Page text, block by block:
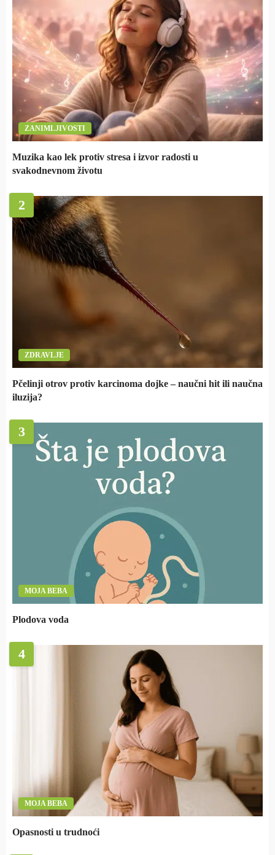
ZANIMLJIVOSTI
Muzika kao lek protiv stresa i izvor radosti u
svakodnevnom životu
2
ZDRAVLJE
Pčelinji otrov protiv karcinoma dojke – naučni hit ili naučna
iluzija?
3
MOJA BEBA
Plodova voda
4
MOJA BEBA
Opasnosti u trudnoći